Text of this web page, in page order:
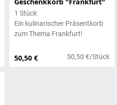
50,50 € 50,50 €/Stück
1 Stück
Ein kulinarischer Präsentkorb
zum Thema Frankfurt!